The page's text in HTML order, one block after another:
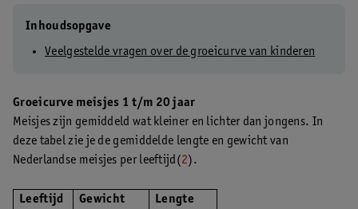
Inhoudsopgave
Veelgestelde vragen over de groeicurve van kinderen
Groeicurve meisjes 1 t/m 20 jaar
Meisjes zijn gemiddeld wat kleiner en lichter dan jongens. In
deze tabel zie je de gemiddelde lengte en gewicht van
Nederlandse meisjes per leeftijd(2).
Leeftijd
Gewicht
Lengte